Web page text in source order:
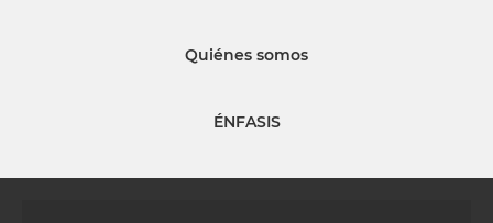
Quiénes somos
ÉNFASIS